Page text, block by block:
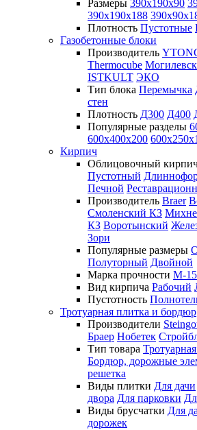
Размеры 390х190х90
390х190х188
Плотность Пустотные
Газобетонные блоки
Производитель
Thermocube
ISTKULT ЭКО
Тип блока Перемычка
стен
Плотность Д300 Д400
Популярные разделы
600х400х200
Кирпич
Облицовочный
Пустотный
Печной
Производитель Braer
Смоленский КЗ
КЗ Воротынский
Зори
Популярные размеры
Полуторный Двойной
Марка прочности М-
Вид кирпича Рабочий
Пустотность
Тротуарная плитка и бордюр
Производители
Браер Нобетек
Тип товара
Бордюр, дорожные
решетка
Виды плитки Для дачи
двора Для парковки
Виды брусчатки Для
дорожек